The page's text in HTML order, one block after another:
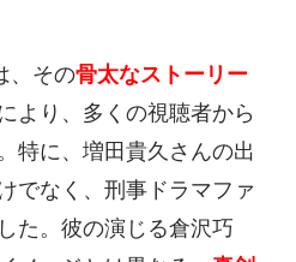
、その骨太なストーリー
より、多くの視聴者から
特に、増田貴久さんの出
でなく、刑事ドラマファ
た。彼の演じる倉沢巧